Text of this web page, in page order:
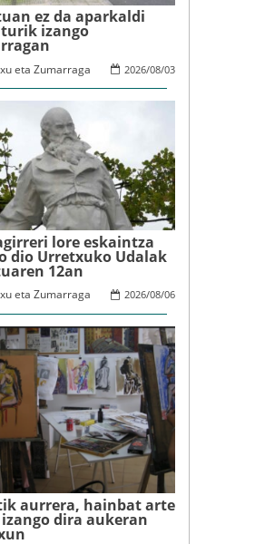
ez da aparkaldi
izango
2026/08/03
eta Zumarraga
lore eskaintza
dio Urretxuko Udalak
12an
2026/08/06
eta Zumarraga
aurrera, hainbat arte
dira aukeran